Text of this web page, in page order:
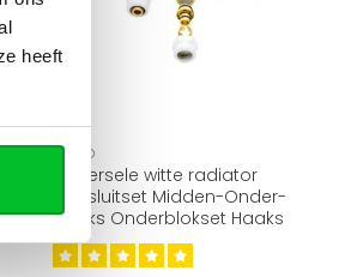
heeft
OPPIO
Universele witte radiator
aansluitset Midden-Onder-
Haaks Onderblokset Haaks